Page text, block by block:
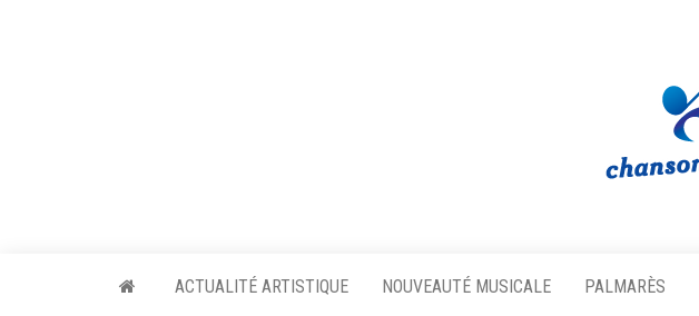
ACTUALITÉ ARTISTIQUE NOUVEAUTÉ MUSICALE PALMARÈS